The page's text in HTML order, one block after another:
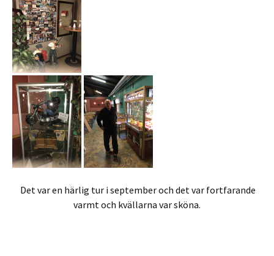
Det var en härlig tur i september och det var fortfarande
varmt och kvällarna var sköna.